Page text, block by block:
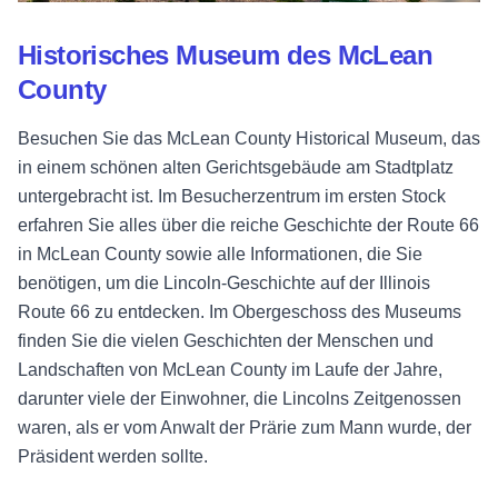
Historisches Museum des McLean
County
Besuchen Sie das McLean County Historical Museum, das
in einem schönen alten Gerichtsgebäude am Stadtplatz
untergebracht ist. Im Besucherzentrum im ersten Stock
erfahren Sie alles über die reiche Geschichte der Route 66
in McLean County sowie alle Informationen, die Sie
benötigen, um die Lincoln-Geschichte auf der Illinois
Route 66 zu entdecken. Im Obergeschoss des Museums
finden Sie die vielen Geschichten der Menschen und
Landschaften von McLean County im Laufe der Jahre,
darunter viele der Einwohner, die Lincolns Zeitgenossen
waren, als er vom Anwalt der Prärie zum Mann wurde, der
Präsident werden sollte.